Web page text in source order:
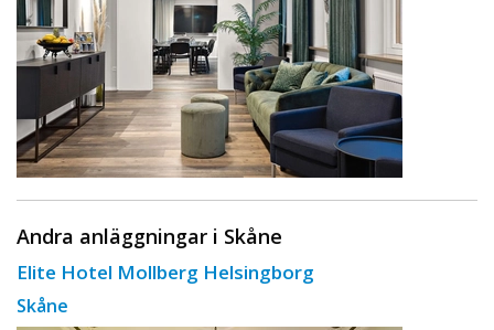
Andra anläggningar i Skåne
Elite Hotel Mollberg Helsingborg
Skåne